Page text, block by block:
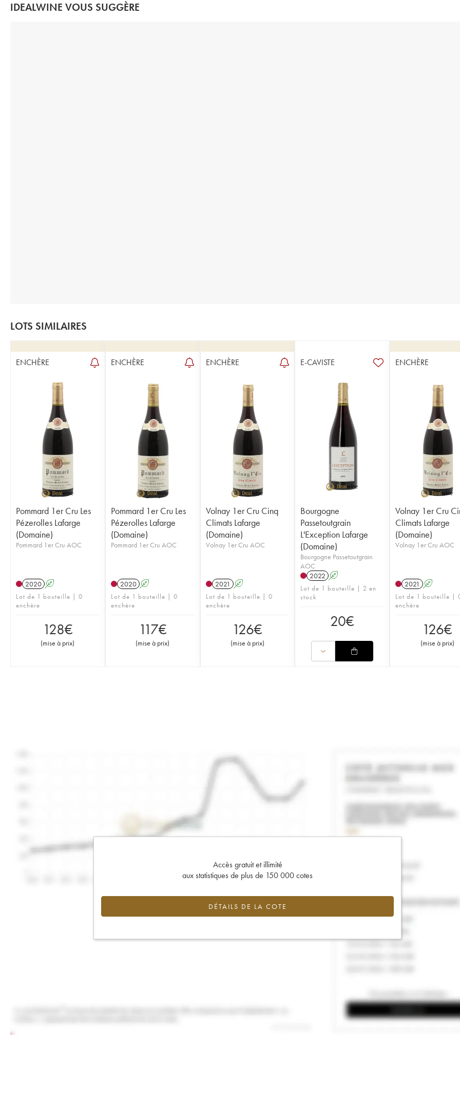
IDEALWINE VOUS SUGGÈRE
LOTS SIMILAIRES
ENCHÈRE
Pommard 1er Cru Les
Pézerolles Lafarge
(Domaine)
Pommard 1er Cru AOC
2020 A
Lot de 1 bouteille | 0
enchère
128€
(mise à prix)
ENCHÈRE
Pommard 1er Cru Les
Pézerolles Lafarge
(Domaine)
Pommard 1er Cru AOC
2020 A
Lot de 1 bouteille | 0
enchère
117€
(mise à prix)
ENCHÈRE
Volnay 1er Cru Cinq
Climats Lafarge
(Domaine)
Volnay 1er Cru AOC
2021 A
Lot de 1 bouteille | 0
enchère
126€
(mise à prix)
E-CAVISTE
Bourgogne
Passetoutgrain
L'Exception Lafarge
(Domaine)
Bourgogne Passetoutgrain
AOC
2022 A
Lot de 1 bouteille | 2 en
stock
20€
ENCHÈRE
Volnay 1er Cru
Climats Lafarge
(Domaine)
Volnay 1er Cru AOC
2021 A
Lot de 1 bouteille |
enchère
126€
(mise à prix)
Accès gratuit et illimité
aux statistiques de plus de 150 000 cotes
DÉTAILS DE LA COTE